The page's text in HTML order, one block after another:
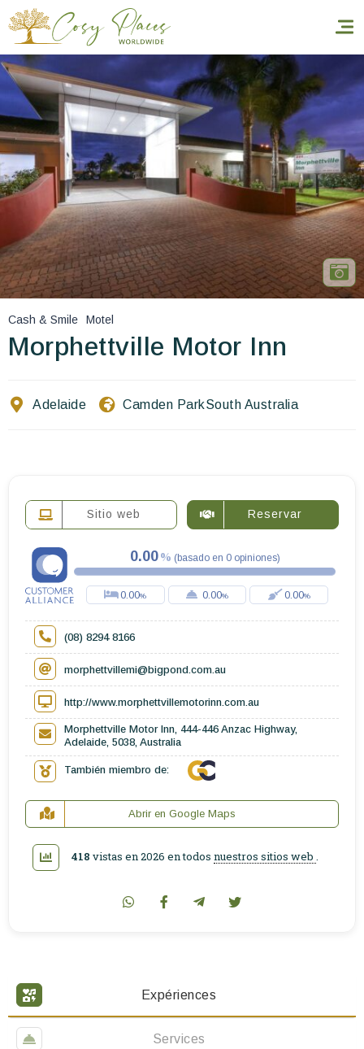
Inicio
Reservar una estancia
Nuestra colección mundial
World’s Best Hotels
Hacer que viajes
Estancia temática
Cash & Smile Motel
Morphettville Motor Inn
Adelaide Camden ParkSouth Australia
Expériences
Services
Sitio web Reservar
0.00 (basado en 0 opiniones)
0.00 0.00 0.00
(08) 8294 8166
morphettvillemi@bigpond.com.au
http://www.morphettvillemotorinn.com.au
Morphettville Motor Inn, 444-446 Anzac Highway,
Adelaide, 5038, Australia
También miembro de:
Abrir en Google Maps
418 vistas en 2026 en todos nuestros sitios web